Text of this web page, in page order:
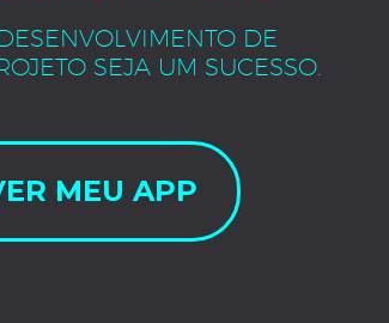
DE
SEJA UM SUCESSO.
MEU APP